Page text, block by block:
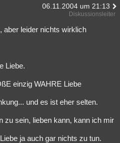
06.11.2004 um 21:13
Diskussionsleiter
aber leider nichts wirklich
Liebe.
einzig WAHRE Liebe
und es ist eher selten.
zu sein, lieben kann, kann ich mir
ja auch gar nichts zu tun.